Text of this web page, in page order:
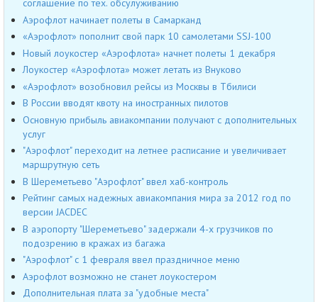
соглашение по тех. обсулуживанию
Аэрофлот начинает полеты в Самарканд
«Аэрофлот» пополнит свой парк 10 самолетами SSJ-100
Новый лоукостер «Аэрофлота» начнет полеты 1 декабря
Лоукостер «Аэрофлота» может летать из Внуково
«Аэрофлот» возобновил рейсы из Москвы в Тбилиси
В России вводят квоту на иностранных пилотов
Основную прибыль авиакомпании получают с дополнительных
услуг
"Аэрофлот" переходит на летнее расписание и увеличивает
маршрутную сеть
В Шереметьево "Аэрофлот" ввел хаб-контроль
Рейтинг самых надежных авиакомпания мира за 2012 год по
версии JACDEC
В аэропорту "Шереметьево" задержали 4-х грузчиков по
подозрению в кражах из багажа
"Аэрофлот" с 1 февраля ввел праздничное меню
Аэрофлот возможно не станет лоукостером
Дополнительная плата за "удобные места"